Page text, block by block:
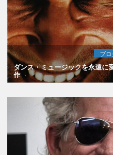
ブ
ダンス・ミュージックを永遠に
作